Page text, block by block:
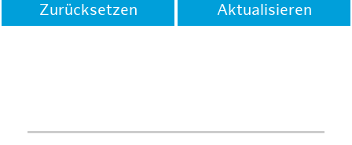
Zurücksetzen Aktualisieren